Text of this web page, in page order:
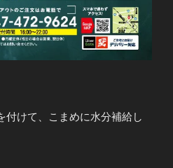
付けて、こまめに水分補給し